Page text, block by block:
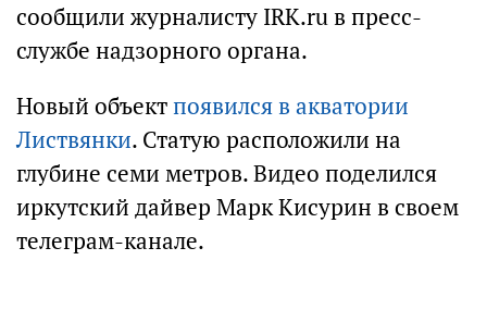
сообщили журналисту IRK.ru в пресс-
службе надзорного органа.
Новый объектпоявился в акватории
Листвянки. Статую расположили на
глубине семи метров. Видео поделился
иркутский дайвер Марк Кисурин в своем
телеграм-канале.